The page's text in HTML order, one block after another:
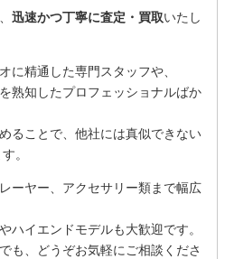
迅速かつ丁寧に査定・買取いたし
に精通した専門スタッフや、
熟知したプロフェッショナルばか
ることで、他社には真似できない
。
ーヤー、アクセサリー類まで幅広
ハイエンドモデルも大歓迎です。
も、どうぞお気軽にご相談くださ